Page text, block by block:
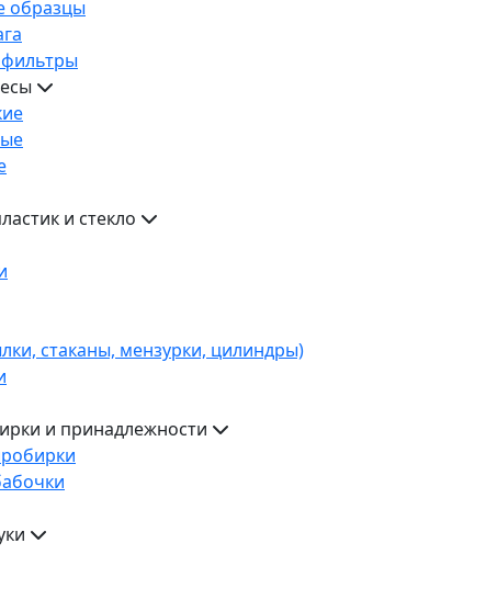
образцы
и стекло
стаканы, мензурки, цилиндры)
и принадлежности